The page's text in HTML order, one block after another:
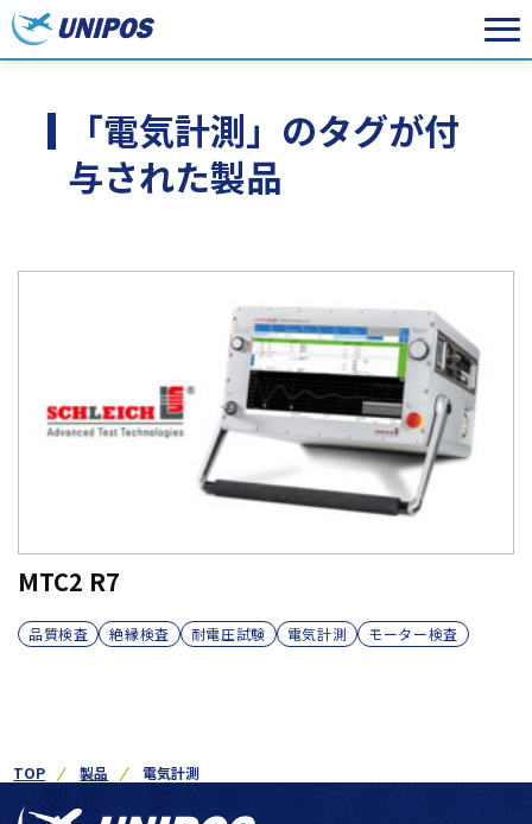
「電気計測」のタグが付
与された製品
MTC2 R7
品質検査 絶縁検査 耐電圧試験 電気計測 モーター検査
TOP 製品 電気計測